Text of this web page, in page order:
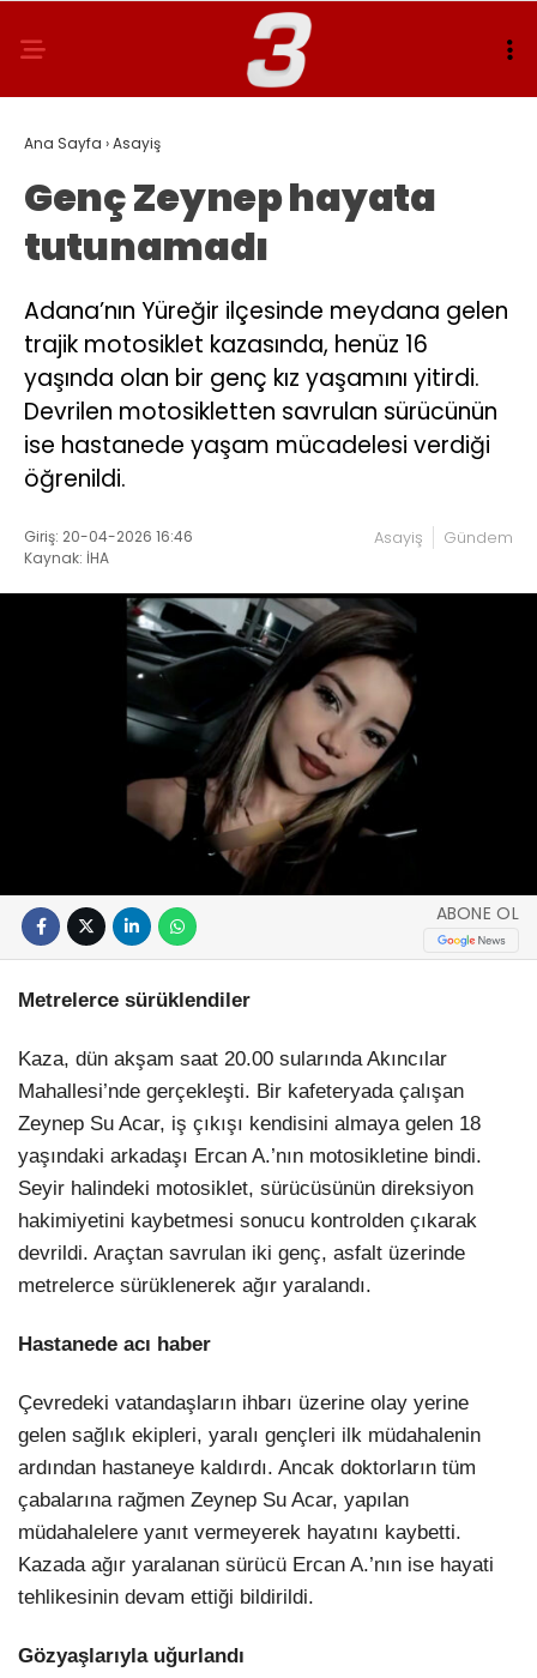
Ana Sayfa ›Asayiş
Genç Zeynep hayata
tutunamadı
Adana’nın Yüreğir ilçesinde meydana gelen
trajik motosiklet kazasında, henüz 16
yaşında olan bir genç kız yaşamını yitirdi.
Devrilen motosikletten savrulan sürücünün
ise hastanede yaşam mücadelesi verdiği
öğrenildi.
Giriş: 20-04-2026 16:46
Kaynak: İHA
Asayiş Gündem
ABONE OL
Metrelerce sürüklendiler
Kaza, dün akşam saat 20.00 sularında Akıncılar
Mahallesi’nde gerçekleşti. Bir kafeteryada çalışan
Zeynep Su Acar, iş çıkışı kendisini almaya gelen 18
yaşındaki arkadaşı Ercan A.’nın motosikletine bindi.
Seyir halindeki motosiklet, sürücüsünün direksiyon
hakimiyetini kaybetmesi sonucu kontrolden çıkarak
devrildi. Araçtan savrulan iki genç, asfalt üzerinde
metrelerce sürüklenerek ağır yaralandı.
Hastanede acı haber
Çevredeki vatandaşların ihbarı üzerine olay yerine
gelen sağlık ekipleri, yaralı gençleri ilk müdahalenin
ardından hastaneye kaldırdı. Ancak doktorların tüm
çabalarına rağmen Zeynep Su Acar, yapılan
müdahalelere yanıt vermeyerek hayatını kaybetti.
Kazada ağır yaralanan sürücü Ercan A.’nın ise hayati
tehlikesinin devam ettiği bildirildi.
Gözyaşlarıyla uğurlandı